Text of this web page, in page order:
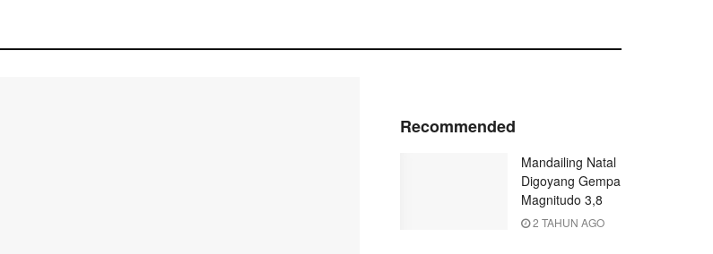
Recommended
Mandailing Natal
Digoyang Gempa
Magnitudo 3,8
2 TAHUN AGO